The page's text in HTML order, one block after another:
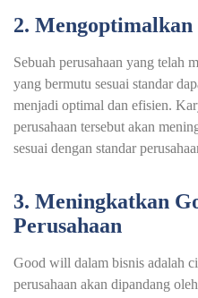
2.
Sebuah perusahaan yang telah
yang bermutu sesuai standar
menjadi optimal dan efisien.
perusahaan tersebut akan
sesuai dengan standar
3. Meningkatkan
Perusahaan
Good will dalam bisnis adalah
perusahaan akan dipandang